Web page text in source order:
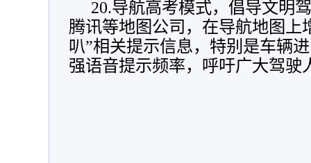
20.导航高考模式，倡导文明
腾讯等地图公司，在导航地图上
叭”相关提示信息，特别是车辆
强语音提示频率，呼吁广大驾驶